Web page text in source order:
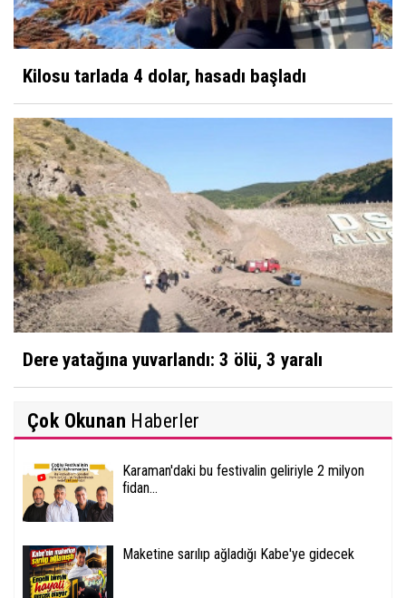
Kilosu tarlada 4 dolar, hasadı başladı
Dere yatağına yuvarlandı: 3 ölü, 3 yaralı
Çok Okunan Haberler
Karaman'daki bu festivalin geliriyle 2 milyon
fidan...
Maketine sarılıp ağladığı Kabe'ye gidecek